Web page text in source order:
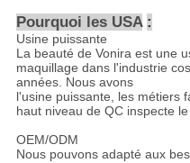
Pourquoi les USA :
Usine puissante
La beauté de Vonira est une
maquillage dans l'industrie
années. Nous avons
l'usine puissante, les métiers
haut niveau de QC inspecte
OEM/ODM
Nous pouvons adapté aux